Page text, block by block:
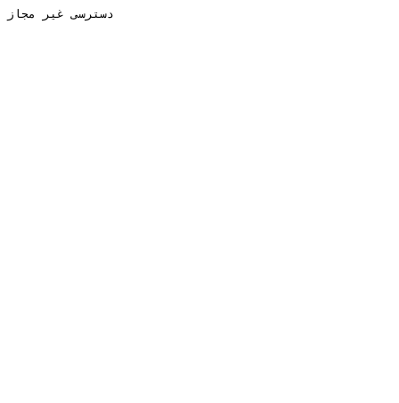
دسترسی غیر مجاز